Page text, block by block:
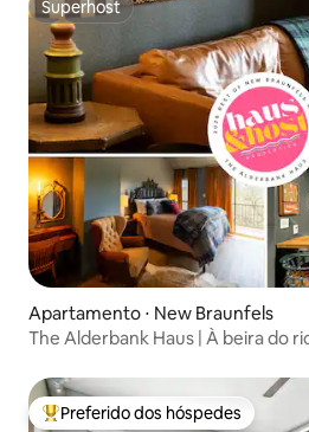
Superhost
Superhost
Apartamento ⋅ New Braunfels
The Alderbank Haus | À beira do
Entre os melhores preferidos dos
Preferido dos hóspedes